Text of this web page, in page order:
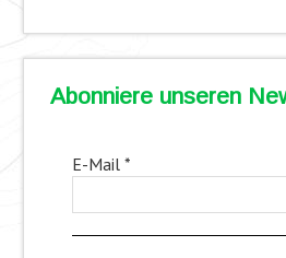
Abonniere unseren
E-Mail *